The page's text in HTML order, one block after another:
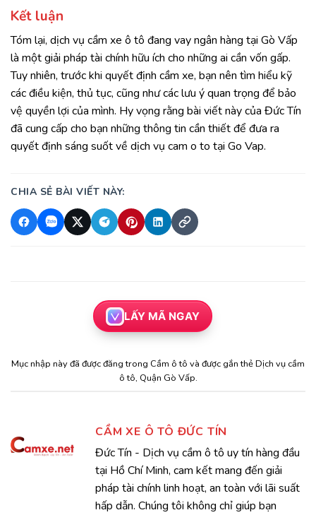
Kết luận
Tóm lại, dịch vụ cầm xe ô tô đang vay ngân hàng tại Gò Vấp
là một giải pháp tài chính hữu ích cho những ai cần vốn gấp.
Tuy nhiên, trước khi quyết định cầm xe, bạn nên tìm hiểu kỹ
các điều kiện, thủ tục, cũng như các lưu ý quan trọng để bảo
vệ quyền lợi của mình. Hy vọng rằng bài viết này của Đức Tín
đã cung cấp cho bạn những thông tin cần thiết để đưa ra
quyết định sáng suốt về dịch vụ cam o to tại Go Vap.
CHIA SẺ BÀI VIẾT NÀY:
LẤY MÃ NGAY
Mục nhập này đã được đăng trong Cầm ô tô và được gắn thẻDịch vụ cầm
ô tô, Quận Gò Vấp.
CẦM XE Ô TÔ ĐỨC TÍN
Đức Tín - Dịch vụ cầm ô tô uy tín hàng đầu
tại Hồ Chí Minh, cam kết mang đến giải
pháp tài chính linh hoạt, an toàn với lãi suất
hấp dẫn. Chúng tôi không chỉ giúp bạn